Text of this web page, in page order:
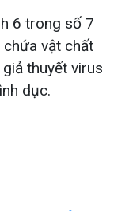
6 trong số 7
chứa vật chất
thuyết virus
dục.